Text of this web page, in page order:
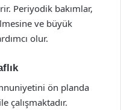
Periyodik bakımlar,
ve büyük
olur.
ön planda
çalışmaktadır.